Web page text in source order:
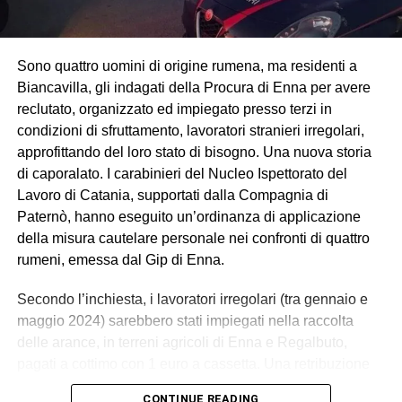
Sono quattro uomini di origine rumena, ma residenti a
Biancavilla, gli indagati della Procura di Enna per avere
reclutato, organizzato ed impiegato presso terzi in
condizioni di sfruttamento, lavoratori stranieri irregolari,
approfittando del loro stato di bisogno. Una nuova storia
di caporalato. I carabinieri del Nucleo Ispettorato del
Lavoro di Catania, supportati dalla Compagnia di
Paternò, hanno eseguito un’ordinanza di applicazione
della misura cautelare personale nei confronti di quattro
rumeni, emessa dal Gip di Enna.
Secondo l’inchiesta, i lavoratori irregolari (tra gennaio e
maggio 2024) sarebbero stati impiegati nella raccolta
delle arance, in terreni agricoli di Enna e Regalbuto,
palesemente difforme e sproporzionata rispetto ai minimi
CONTINUE READING